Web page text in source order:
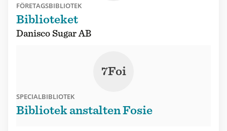
FÖRETAGSBIBLIOTEK
Biblioteket
Danisco Sugar AB
7Foi
SPECIALBIBLIOTEK
Bibliotek anstalten Fosie